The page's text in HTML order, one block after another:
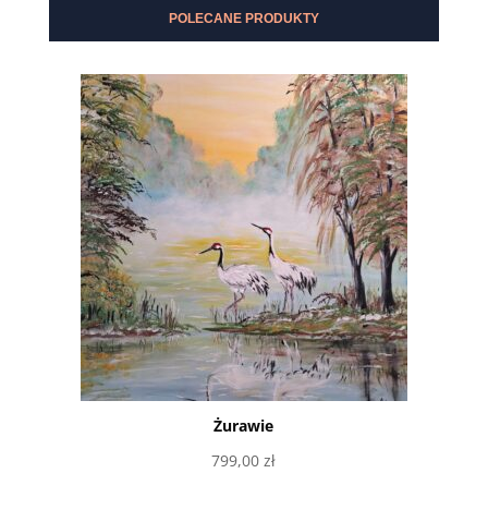
POLECANE PRODUKTY
Żurawie
799,00zł